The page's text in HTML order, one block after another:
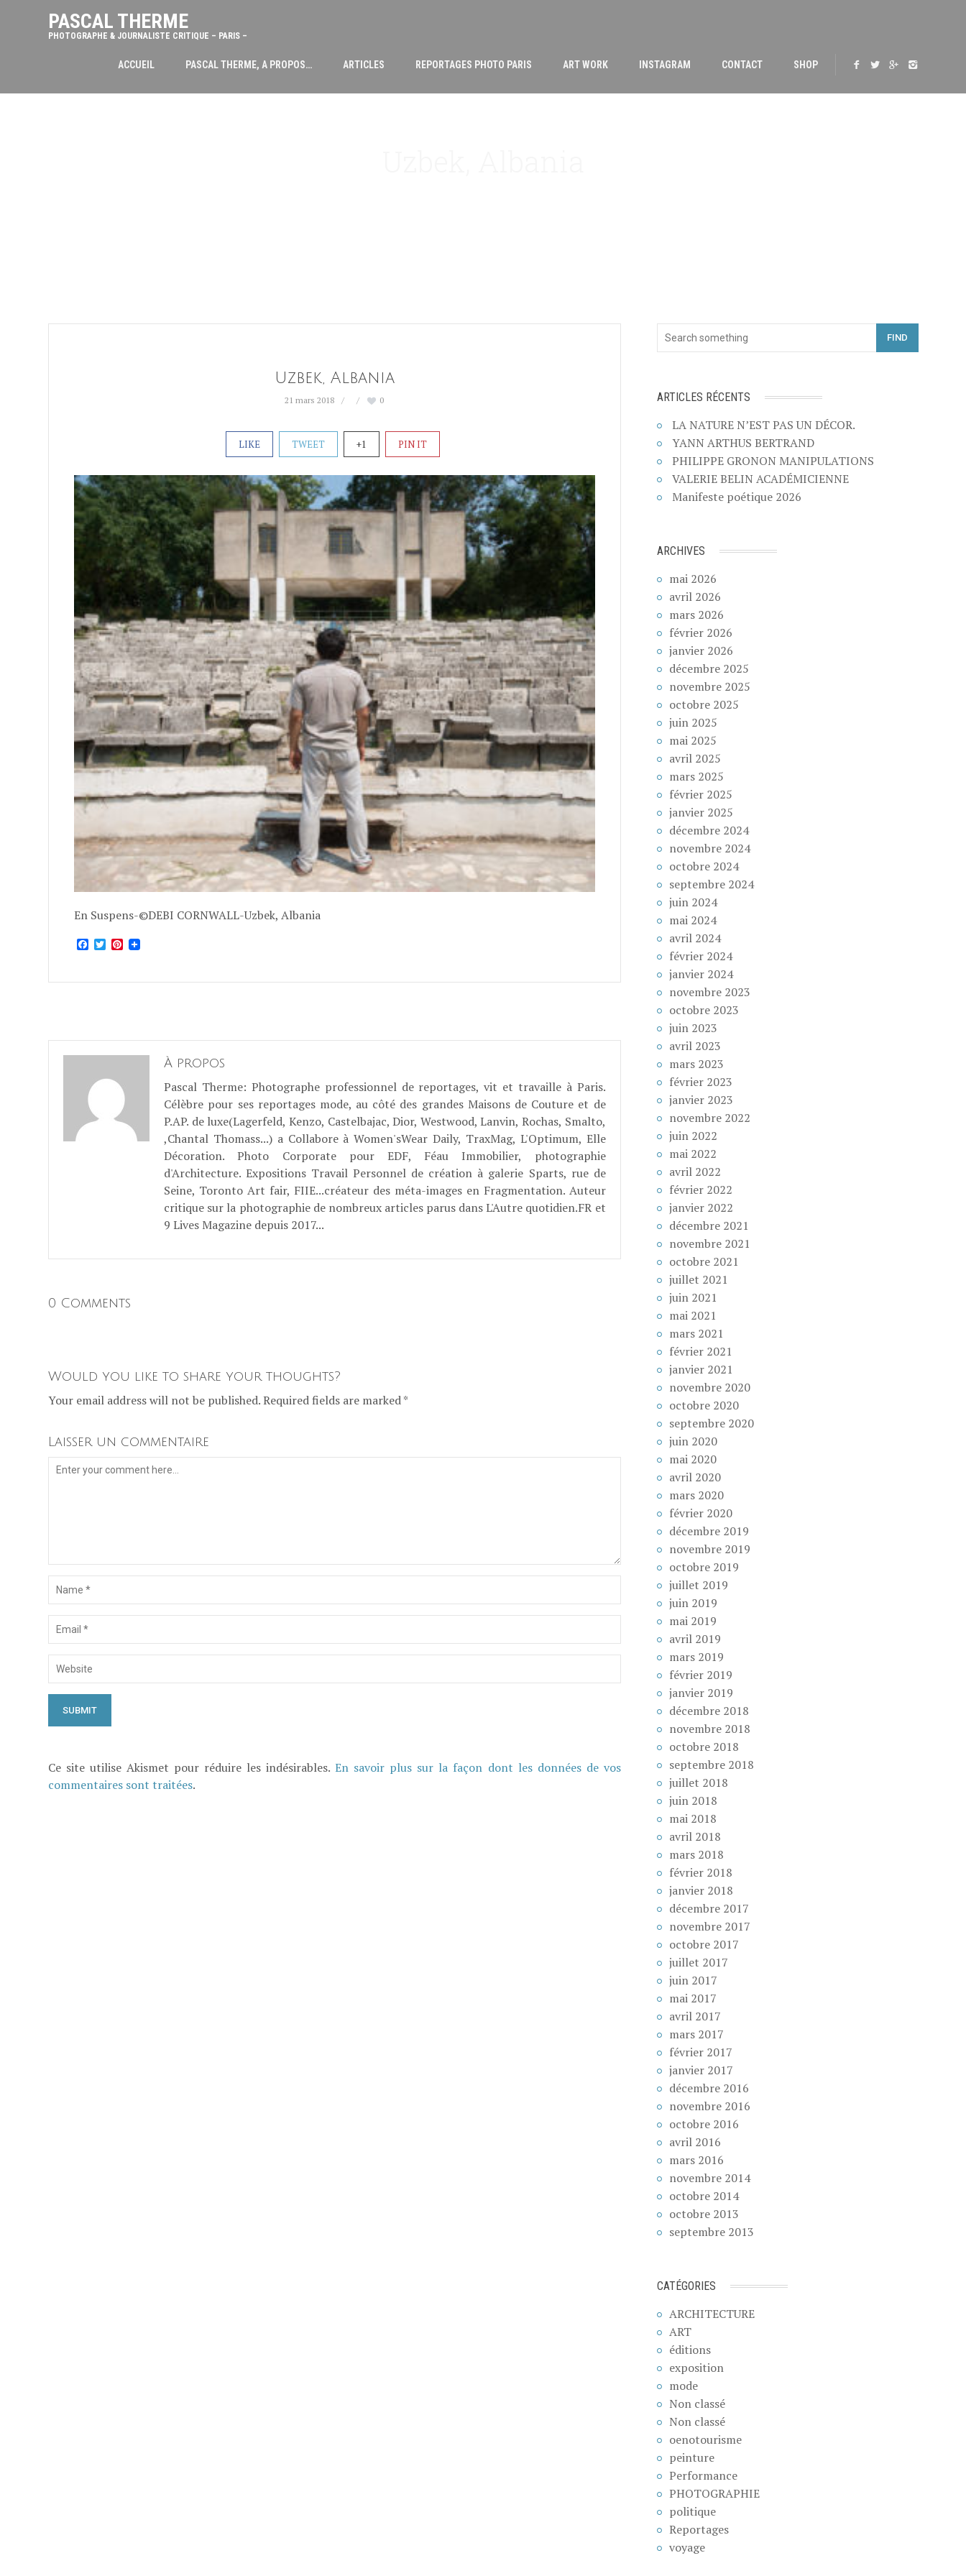
PASCAL THERME
PHOTOGRAPHE & JOURNALISTE CRITIQUE – PARIS –
ACCUEIL PASCAL THERME, A PROPOS… ARTICLES REPORTAGES PHOTO PARIS ART WORK INSTAGRAM CONTACT SHOP
Uzbek, Albania
21 mars 2018 0
LIKE TWEET +1 PIN IT
En Suspens-©DEBI CORNWALL-Uzbek, Albania
Facebook
TwitterPinterest
À propos
Pascal Therme: Photographe professionnel de reportages, vit et travaille à Paris.
Célèbre pour ses reportages mode, au côté des grandes Maisons de Couture et de
P.AP. de luxe(Lagerfeld, Kenzo, Castelbajac, Dior, Westwood, Lanvin, Rochas, Smalto,
,Chantal Thomass...) a Collabore à Women'sWear Daily, TraxMag, L'Optimum, Elle
Décoration. Photo Corporate pour EDF, Féau Immobilier, photographie
d'Architecture. Expositions Travail Personnel de création à galerie Sparts, rue de
Seine, Toronto Art fair, FIIE...créateur des méta-images en Fragmentation. Auteur
critique sur la photographie de nombreux articles parus dans L'Autre quotidien.FR et
9 Lives Magazine depuis 2017...
0 Comments
Would you like to share your thoughts?
Your email address will not be published. Required fields are marked *
Laisser un commentaire
Ce site utilise Akismet pour réduire les indésirables.En savoir plus sur la façon dont les données de vos
commentaires sont traitées.
FIND
ARTICLES RÉCENTS
LA NATURE N’EST PAS UN DÉCOR.
YANN ARTHUS BERTRAND
PHILIPPE GRONON MANIPULATIONS
VALERIE BELIN ACADÉMICIENNE
Manifeste poétique 2026
ARCHIVES
mai 2026
avril 2026
mars 2026
février 2026
janvier 2026
décembre 2025
novembre 2025
octobre 2025
juin 2025
mai 2025
avril 2025
mars 2025
février 2025
janvier 2025
décembre 2024
novembre 2024
octobre 2024
septembre 2024
juin 2024
mai 2024
avril 2024
février 2024
janvier 2024
novembre 2023
octobre 2023
juin 2023
avril 2023
mars 2023
février 2023
janvier 2023
novembre 2022
juin 2022
mai 2022
avril 2022
février 2022
janvier 2022
décembre 2021
novembre 2021
octobre 2021
juillet 2021
juin 2021
mai 2021
mars 2021
février 2021
janvier 2021
novembre 2020
octobre 2020
septembre 2020
juin 2020
mai 2020
avril 2020
mars 2020
février 2020
décembre 2019
novembre 2019
octobre 2019
juillet 2019
juin 2019
mai 2019
avril 2019
mars 2019
février 2019
janvier 2019
décembre 2018
novembre 2018
octobre 2018
septembre 2018
juillet 2018
juin 2018
mai 2018
avril 2018
mars 2018
février 2018
janvier 2018
décembre 2017
novembre 2017
octobre 2017
juillet 2017
juin 2017
mai 2017
avril 2017
mars 2017
février 2017
janvier 2017
décembre 2016
novembre 2016
octobre 2016
avril 2016
mars 2016
novembre 2014
octobre 2014
octobre 2013
septembre 2013
CATÉGORIES
ARCHITECTURE
ART
éditions
exposition
mode
Non classé
Non classé
oenotourisme
peinture
Performance
PHOTOGRAPHIE
politique
Reportages
voyage